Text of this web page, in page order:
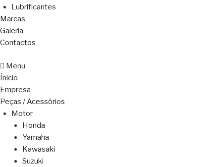
Lubrificantes
Marcas
Galeria
Contactos
Menu
Ínicio
Empresa
Peças / Acessórios
Motor
Honda
Yamaha
Kawasaki
Suzuki